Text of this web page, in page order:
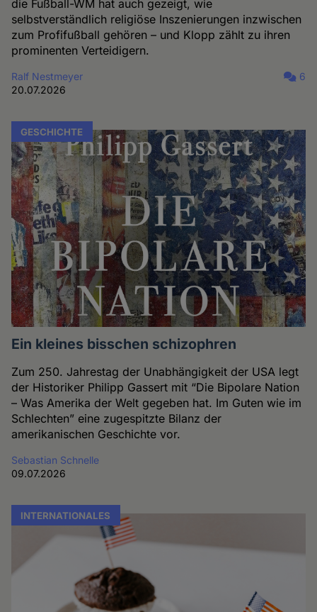
die Fußball-WM hat auch gezeigt, wie
selbstverständlich religiöse Inszenierungen inzwischen
zum Profifußball gehören – und Klopp zählt zu ihren
prominenten Verteidigern.
Ralf Nestmeyer
20.07.2026
6
GESCHICHTE
Ein kleines bisschen schizophren
Zum 250. Jahrestag der Unabhängigkeit der USA legt
der Historiker Philipp Gassert mit “Die Bipolare Nation
– Was Amerika der Welt gegeben hat. Im Guten wie im
Schlechten” eine zugespitzte Bilanz der
amerikanischen Geschichte vor.
Sebastian Schnelle
09.07.2026
INTERNATIONALES